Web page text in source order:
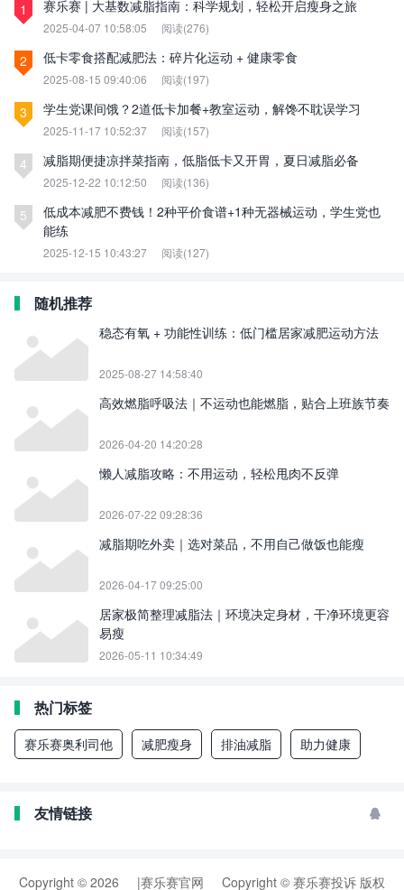
1 赛乐赛 | 大基数减脂指南：科学规划，轻松开启瘦身之旅
2025-04-07 10:58:05 阅读(276)
2 低卡零食搭配减肥法：碎片化运动 + 健康零食
2025-08-15 09:40:06 阅读(197)
3 学生党课间饿？2道低卡加餐+教室运动，解馋不耽误学习
2025-11-17 10:52:37 阅读(157)
4 减脂期便捷凉拌菜指南，低脂低卡又开胃，夏日减脂必备
2025-12-22 10:12:50 阅读(136)
5
低成本减肥不费钱！2种平价食谱+1种无器械运动，学生党也
能练
2025-12-15 10:43:27 阅读(127)
随机推荐
稳态有氧 + 功能性训练：低门槛居家减肥运动方法
2025-08-27 14:58:40
高效燃脂呼吸法｜不运动也能燃脂，贴合上班族节奏
2026-04-20 14:20:28
懒人减脂攻略：不用运动，轻松甩肉不反弹
2026-07-22 09:28:36
减脂期吃外卖｜选对菜品，不用自己做饭也能瘦
2026-04-17 09:25:00
居家极简整理减脂法｜环境决定身材，干净环境更容
易瘦
2026-05-11 10:34:49
热门标签
赛乐赛奥利司他 减肥瘦身 排油减脂 助力健康
友情链接 
Copyright © 2026 |赛乐赛官网 Copyright © 赛乐赛投诉 版权